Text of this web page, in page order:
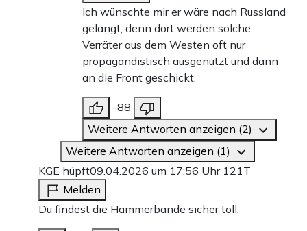
Ich wünschte mir er wäre nach Russland
gelangt, denn dort werden solche
Verräter aus dem Westen oft nur
propagandistisch ausgenutzt und dann
an die Front geschickt.
-88
Weitere Antworten anzeigen (2)
Weitere Antworten anzeigen (1)
KGE hüpft09.04.2026 um 17:56 Uhr 121T
Melden
Du findest die Hammerbande sicher toll.